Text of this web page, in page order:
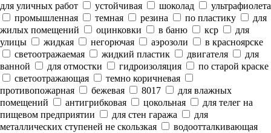
для уличных работ
устойчивая шоколад
ультрафиолета
промышленная
темная резина по пластику
для
жилых помещений
оцинковки в баню кср
для
улицы
жидкая негорючая аэрозоли
в красноярске
светоотражаемая
жидкий пластик двигателя
для
ванной
для отмостки гидроизоляция
по старой краске
светоотражающая
темно коричневая
противопожарная
бежевая 8017
для влажных
помещений
антигрибковая цокольная
для телег на
пищевом предприятии
для стен гаража
для
металлических ступеней не скользкая
водоотталкивающая